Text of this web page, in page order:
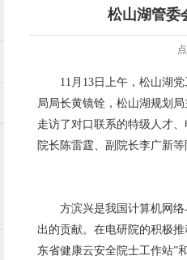
松山湖管委
11月13日上午，松山湖
局局长黄镜铨，松山湖规划
走访了对口联系的特级人才
院长陈雷霆、副院长李广新
方滨兴是我国计算机网
出的贡献。在电研院的积极
东省健康云安全院士工作站”